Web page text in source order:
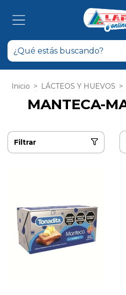
Inicio > LÁCTEOS Y HUEVOS >
MANTECA-
Filtrar